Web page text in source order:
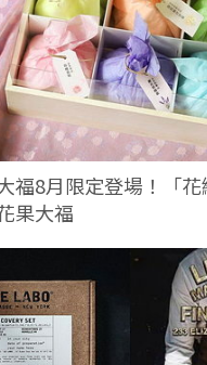
福8月限定登場！「
果大福